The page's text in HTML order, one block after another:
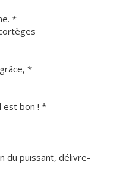
*
*
est bon ! *
du puissant, délivre-